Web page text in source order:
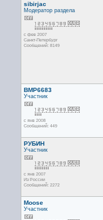
sibirjac
Модератор раздела
с фев 2007
Санкт-Петербург
Сообщений: 8149
BMP6683
Участник
с янв 2008
Сообщений: 449
РУБИН
Участник
с янв 2007
Из России
Сообщений: 2272
Moose
Участник